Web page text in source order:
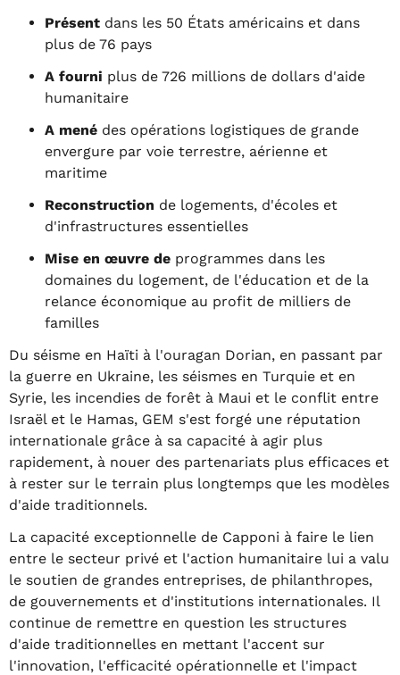
Présent dans les 50 États américains et dans
plus de 76 pays
A fourni plus de 726 millions de dollars d'aide
humanitaire
A mené des opérations logistiques de grande
envergure par voie terrestre, aérienne et
maritime
Reconstruction de logements, d'écoles et
d'infrastructures essentielles
Mise en œuvre de programmes dans les
domaines du logement, de l'éducation et de la
relance économique au profit de milliers de
familles
Du séisme en Haïti à l'ouragan Dorian, en passant par
la guerre en Ukraine, les séismes en Turquie et en
Syrie, les incendies de forêt à Maui et le conflit entre
Israël et le Hamas, GEM s'est forgé une réputation
internationale grâce à sa capacité à agir plus
rapidement, à nouer des partenariats plus efficaces et
à rester sur le terrain plus longtemps que les modèles
d'aide traditionnels.
La capacité exceptionnelle de Capponi à faire le lien
entre le secteur privé et l'action humanitaire lui a valu
le soutien de grandes entreprises, de philanthropes,
de gouvernements et d'institutions internationales. Il
continue de remettre en question les structures
d'aide traditionnelles en mettant l'accent sur
l'innovation, l'efficacité opérationnelle et l'impact